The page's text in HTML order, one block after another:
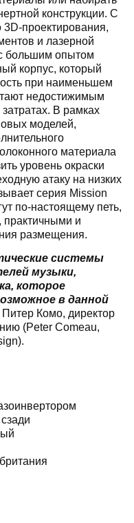
конструкции. С
проектирования,
и лазерной
большим опытом
корпус, который
при наименьшем
недостижимым
В рамках
моделей,
материала
уровень окраски
атаку на низких
серия Mission
по-настоящему петь,
практичными и
размещения.
системы
музыки,
которое
в данной
Питер Комо, директор
(Peter Comeau,